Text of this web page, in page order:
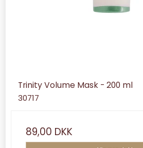
Trinity Volume Mask - 200 ml
30717
89,00 DKK